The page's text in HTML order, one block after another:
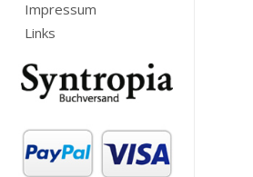
Impressum
Links